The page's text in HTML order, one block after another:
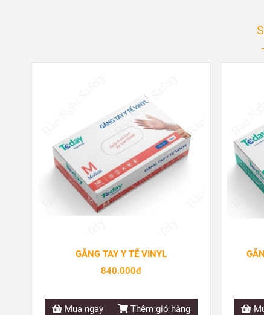
GĂNG TAY Y TẾ VINYL
840.000đ
Mua ngay Thêm giỏ hàng